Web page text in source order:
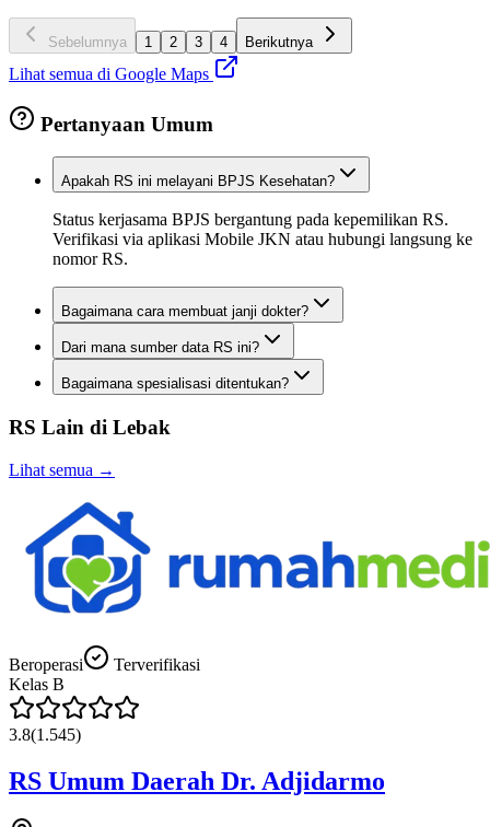
Sebelumnya 1 2 3 4 Berikutnya
Lihat semua di Google Maps
Pertanyaan Umum
Apakah RS ini melayani BPJS Kesehatan?
Status kerjasama BPJS bergantung pada kepemilikan RS.
Verifikasi via aplikasi Mobile JKN atau hubungi langsung ke
nomor RS.
Bagaimana cara membuat janji dokter?
Dari mana sumber data RS ini?
Bagaimana spesialisasi ditentukan?
RS Lain di Lebak
Lihat semua →
Beroperasi
Terverifikasi
Kelas B
3.8(1.545)
RS Umum Daerah Dr. Adjidarmo